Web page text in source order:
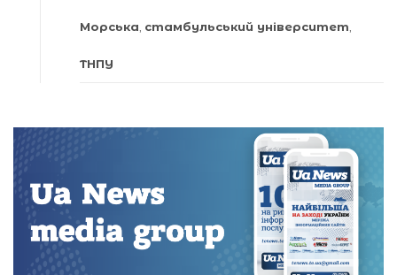
Морська, стамбульський університет,
ТНПУ